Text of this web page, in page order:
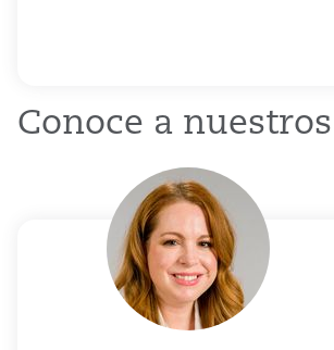
Conoce a